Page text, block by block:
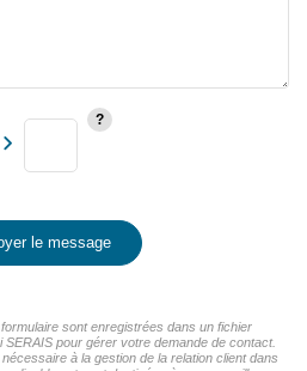
le message
sont enregistrées dans un fichier
pour gérer votre demande de contact.
à la gestion de la relation client dans